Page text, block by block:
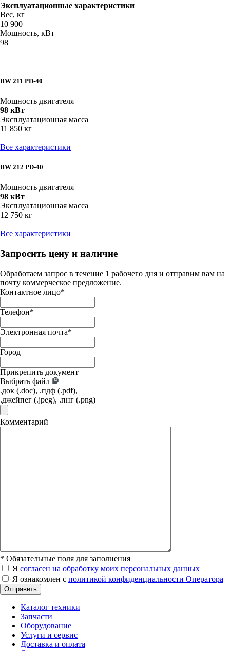
Эксплуатационные характеристики
Вес, кг
10 900
Мощность, кВт
98
BW 211 PD-40
Мощность двигателя
98 кВт
Эксплуатационная масса
11 850 кг
Все характеристики
BW 212 PD-40
Мощность двигателя
98 кВт
Эксплуатационная масса
12 750 кг
Все характеристики
Запросить цену и наличие
Обработаем запрос в течение 1 рабочего дня и отправим вам на
почту коммерческое предложение.
Контактное лицо*
Телефон*
Электронная почта*
Город
Прикрепить документ
Выбрать файл
.док (.doc), .пдф (.pdf),
.джейпег (.jpeg), .пнг (.png)
Комментарий
* Обязательные поля для заполнения
Я согласен на обработку моих персональных данных
Я ознакомлен с политикой конфиденциальности Оператора
Отправить
Каталог техники
Запчасти
Оборудование
Услуги и сервис
Доставка и оплата